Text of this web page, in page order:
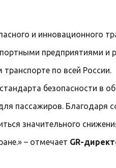
и инновационного
предприятиями и
по всей России.
безопасности в
пассажиров. Благодаря
значительного
– отмечает GR-